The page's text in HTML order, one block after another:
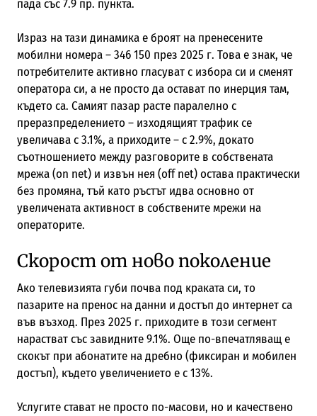
пада със 7.9 пр. пункта.
Израз на тази динамика е броят на пренесените
мобилни номера – 346 150 през 2025 г. Това е знак, че
потребителите активно гласуват с избора си и сменят
оператора си, а не просто да остават по инерция там,
където са. Самият пазар расте паралелно с
преразпределението – изходящият трафик се
увеличава с 3.1%, а приходите – с 2.9%, докато
съотношението между разговорите в собствената
мрежа (on net) и извън нея (off net) остава практически
без промяна, тъй като ръстът идва основно от
увеличената активност в собствените мрежи на
операторите.
Скорост от ново поколение
Ако телевизията губи почва под краката си, то
пазарите на пренос на данни и достъп до интернет са
във възход. През 2025 г. приходите в този сегмент
нарастват със завидните 9.1%. Още по-впечатляващ е
скокът при абонатите на дребно (фиксиран и мобилен
достъп), където увеличението е с 13%.
Услугите стават не просто по-масови, но и качествено